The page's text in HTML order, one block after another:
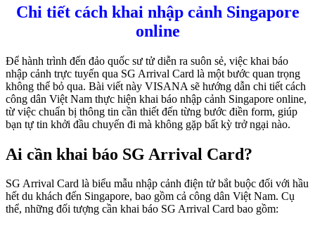
Chi tiết cách khai nhập cảnh Singapore
online
Để hành trình đến đảo quốc sư tử diễn ra suôn sẻ, việc khai báo
nhập cảnh trực tuyến qua SG Arrival Card là một bước quan trọng
không thể bỏ qua. Bài viết này VISANA sẽ hướng dẫn chi tiết cách
công dân Việt Nam thực hiện khai báo nhập cảnh Singapore online,
từ việc chuẩn bị thông tin cần thiết đến từng bước điền form, giúp
bạn tự tin khởi đầu chuyến đi mà không gặp bất kỳ trở ngại nào.
Ai cần khai báo SG Arrival Card?
SG Arrival Card là biểu mẫu nhập cảnh điện tử bắt buộc đối với hầu
hết du khách đến Singapore, bao gồm cả công dân Việt Nam. Cụ
thể, những đối tượng cần khai báo SG Arrival Card bao gồm: